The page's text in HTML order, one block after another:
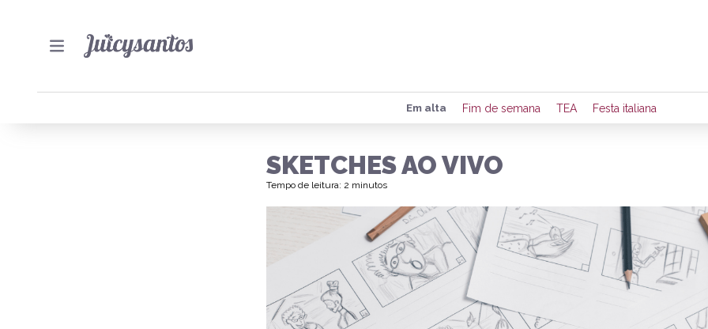
Preencha seus dados para
de eventos e notícias da região.
Quero
Em alta Fim de semana TEA Festa italiana
SKETCHES AO VIVO
Tempo de leitura: 2 minutos